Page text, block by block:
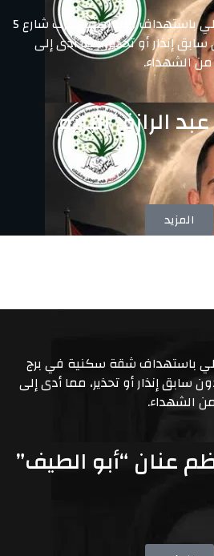
الرازق البريم
قام طيران الاحتلال الإسرائيلي باستهداف المواطنين قرب شارع 5
إنذار أو تحذير، مما أدى إلى
الشهداء.
المزيد
عنان “أبو الطيف”
باستهداف شقة سكنية في برج
إنذار أو تحذير، مما أدى إلى
الشهداء.